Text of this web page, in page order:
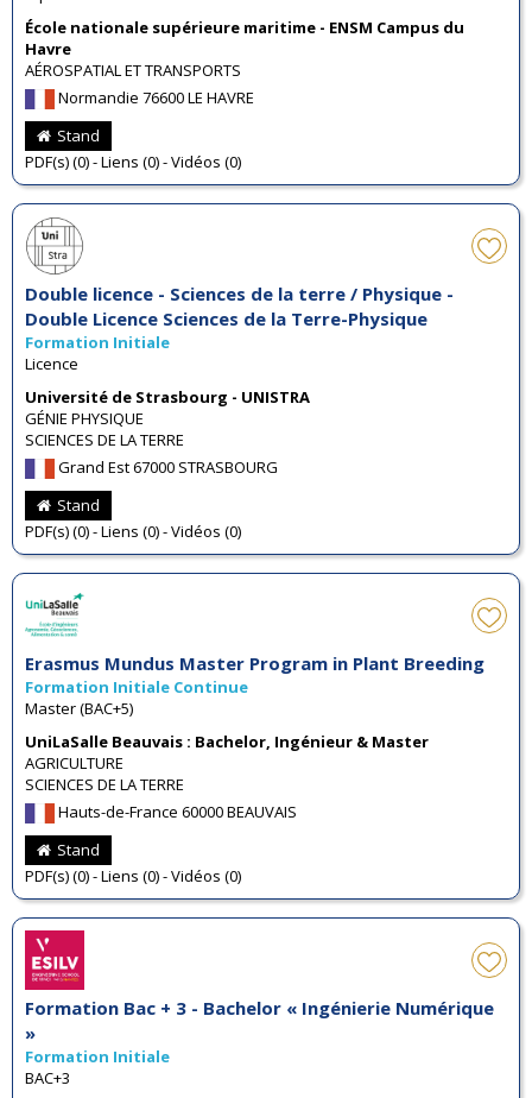
École nationale supérieure maritime - ENSM Campus du
Havre
AÉROSPATIAL ET TRANSPORTS
Normandie 76600 LE HAVRE
Stand
PDF(s) (0) - Liens (0) - Vidéos (0)
Double licence - Sciences de la terre / Physique -
Double Licence Sciences de la Terre-Physique
Formation Initiale
Licence
Université de Strasbourg - UNISTRA
GÉNIE PHYSIQUE
SCIENCES DE LA TERRE
Grand Est 67000 STRASBOURG
Stand
PDF(s) (0) - Liens (0) - Vidéos (0)
Erasmus Mundus Master Program in Plant Breeding
Formation Initiale Continue
Master (BAC+5)
UniLaSalle Beauvais : Bachelor, Ingénieur & Master
AGRICULTURE
SCIENCES DE LA TERRE
Hauts-de-France 60000 BEAUVAIS
Stand
PDF(s) (0) - Liens (0) - Vidéos (0)
Formation Bac + 3 - Bachelor « Ingénierie Numérique
»
Formation Initiale
BAC+3